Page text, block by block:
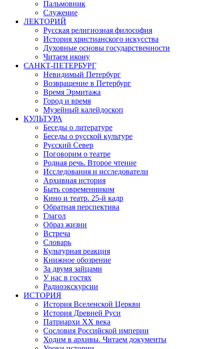
Пальмовник
Служение
ЛЕКТОРИЙ
Русская религиозная философия
История христианского искусства
Духовные основы государственности
Читаем икону
САНКТ-ПЕТЕРБУРГ
Невидимый Петербург
Возвращение в Петербург
Время Эрмитажа
Город и время
Музейный калейдоскоп
КУЛЬТУРА
Беседы о литературе
Беседы о русской культуре
Русский Север
Поговорим о театре
Родная речь. Второе чтение
Исследования и исследователи
Архивная история
Быть современником
Кино и театр. 25-й кадр
Обратная перспектива
Глагол
Образ жизни
Встреча
Словарь
Культурная реакция
Книжное обозрение
За двумя зайцами
У нас в гостях
Радиоэкскурсии
ИСТОРИЯ
История Вселенской Церкви
История Древней Руси
Патриархи XX века
Сословия Российской империи
Ходим в архивы. Читаем документы